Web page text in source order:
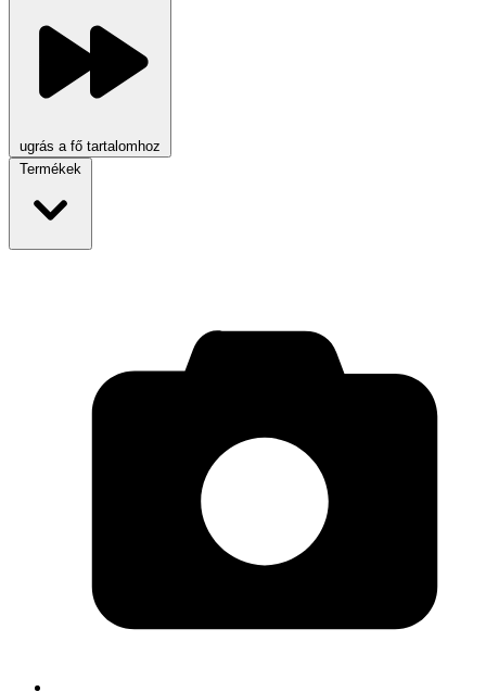
ugrás a fő tartalomhoz
Termékek